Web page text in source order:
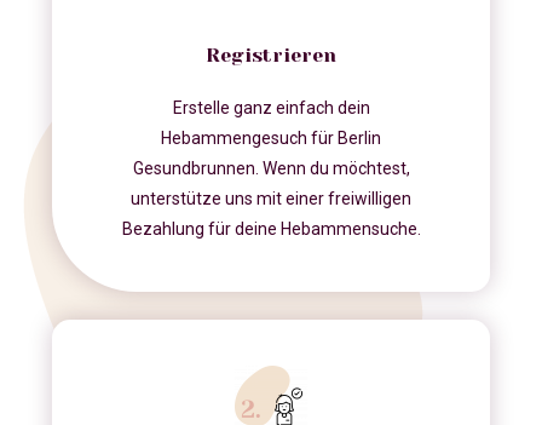
Registrieren
Erstelle ganz einfach dein
Hebammengesuch für Berlin
Gesundbrunnen. Wenn du möchtest,
unterstütze uns mit einer freiwilligen
Bezahlung für deine Hebammensuche.